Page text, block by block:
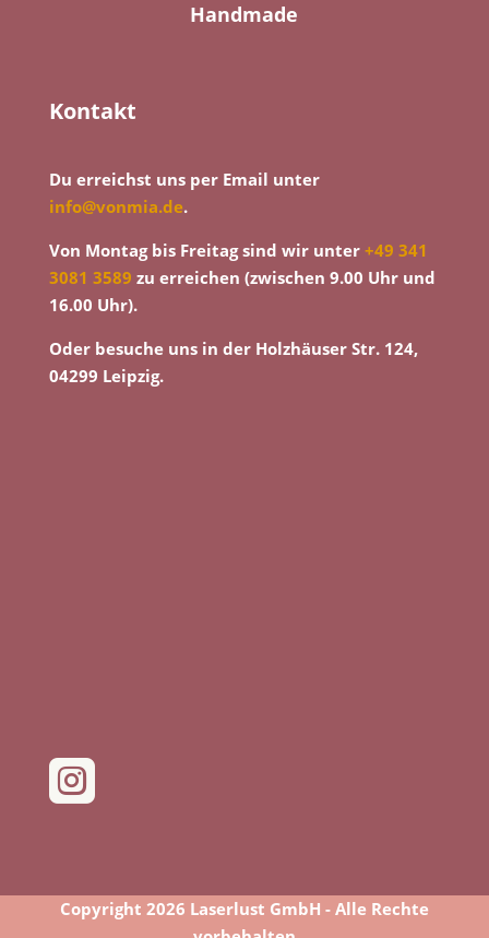
Handmade
Kontakt
Du erreichst uns per Email unter
info@vonmia.de.
Von Montag bis Freitag sind wir unter +49 341
3081 3589 zu erreichen (zwischen 9.00 Uhr und
16.00 Uhr).
Oder besuche uns in der Holzhäuser Str. 124,
04299 Leipzig.

Copyright 2026 Laserlust GmbH - Alle Rechte